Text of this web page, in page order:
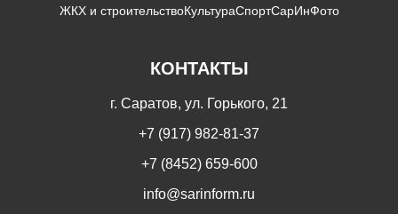
ЖКХ и строительствоКультураСпортСарИнФото
КОНТАКТЫ
г. Саратов, ул. Горького, 21
+7 (917) 982-81-37
+7 (8452) 659-600
info@sarinform.ru